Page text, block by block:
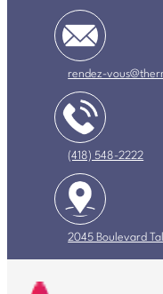
rendez-
(418) 548-2222
2045 Boulevard